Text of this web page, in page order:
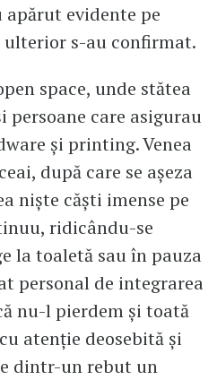
evidente pe
s-au confirmat.
space, unde stătea
persoane care asigurau
și printing. Venea
după care se așeza
niște căști imense pe
ridicându-se
la toaletă sau în pauza
personal de integrarea
nu-l pierdem și toată
atenție deosebită și
dintr-un rebut un